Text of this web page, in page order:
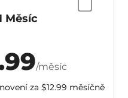
Měsíc
/měsíc
za $12.99 měsíčně